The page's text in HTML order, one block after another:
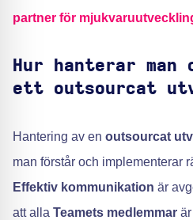
partner för
Hur hanterar man
ett outsourcat
Hantering av en outsourcat
man förstår och implementerar
Effektiv kommunikation är
att alla Teamets medlemmar